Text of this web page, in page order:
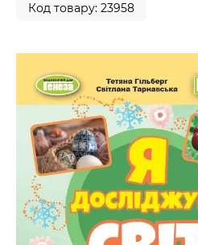
Код товару: 23958